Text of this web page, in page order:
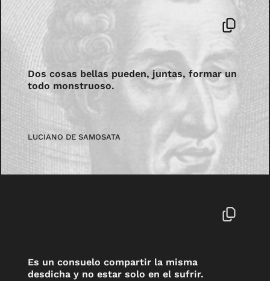
Dos cosas bellas pueden, juntas, formar un
todo monstruoso.
LUCIANO DE SAMOSATA
Es un consuelo compartir la misma
desdicha y no estar solo en el sufrir.